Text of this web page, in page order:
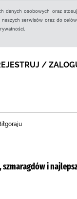
osobowych oraz
serwisów oraz do
/
i